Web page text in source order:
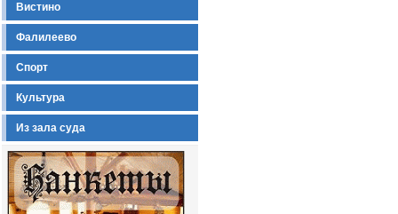
Вистино
Фалилеево
Спорт
Культура
Из зала суда